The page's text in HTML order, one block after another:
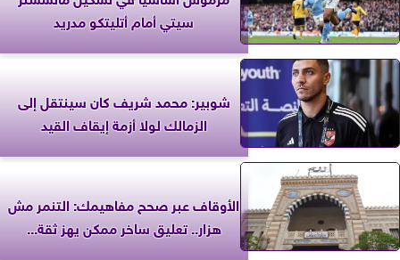
سيتي أمام أتليتكو مدريد
شوبير: محمد شريف كان سينتقل إلى
الزمالك لولا أزمة إيقاف القيد
الأوقاف عبر صحح مفاهيمك: التنمر مش
هزار.. تعليق ساخر ممكن يهز ثقة...